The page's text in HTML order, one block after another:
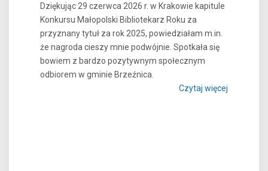
Dziękując 29 czerwca 2026 r. w Krakowie kapitule
Konkursu Małopolski Bibliotekarz Roku za
przyznany tytuł za rok 2025, powiedziałam m.in.
że nagroda cieszy mnie podwójnie. Spotkała się
bowiem z bardzo pozytywnym społecznym
odbiorem w gminie Brzeźnica.
Czytaj więcej